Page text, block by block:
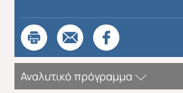
Αναλυτικό πρόγραμμα